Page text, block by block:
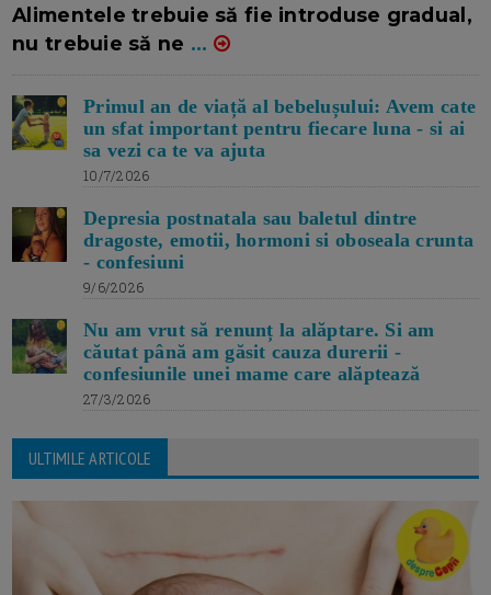
Alimentele trebuie să fie introduse gradual,
nu trebuie să ne ...
Primul an de viață al bebelușului: Avem cate
un sfat important pentru fiecare luna - si ai
sa vezi ca te va ajuta
10/7/2026
Depresia postnatala sau baletul dintre
dragoste, emotii, hormoni si oboseala crunta
- confesiuni
9/6/2026
Nu am vrut să renunț la alăptare. Si am
căutat până am găsit cauza durerii -
confesiunile unei mame care alăptează
27/3/2026
ULTIMILE ARTICOLE